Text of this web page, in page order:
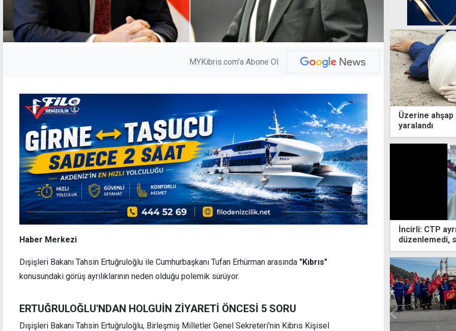
MYKibris.com'a Abone Ol
Haber Merkezi
Dışişleri Bakanı Tahsin Ertuğruloğlu ile Cumhurbaşkanı Tufan Erhürman arasında "Kıbrıs"
konusundaki görüş ayrılıklarının neden olduğu polemik sürüyor.
ERTUĞRULOĞLU'NDAN HOLGUİN ZİYARETİ ÖNCESİ 5 SORU
Dışişleri Bakanı Tahsin Ertuğruloğlu, Birleşmiş Milletler Genel Sekreteri'nin Kıbrıs Kişisel
Üzerine ahşap
yaralandı
İncirli: CTP
düzenlemedi,